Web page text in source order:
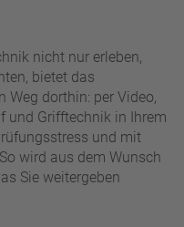
nicht nur erleben,
bietet das
Weg dorthin: per Video,
und Grifftechnik in Ihrem
und mit
wird aus dem Wunsch
Sie weitergeben